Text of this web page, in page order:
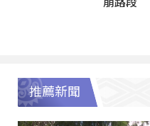
推薦新聞